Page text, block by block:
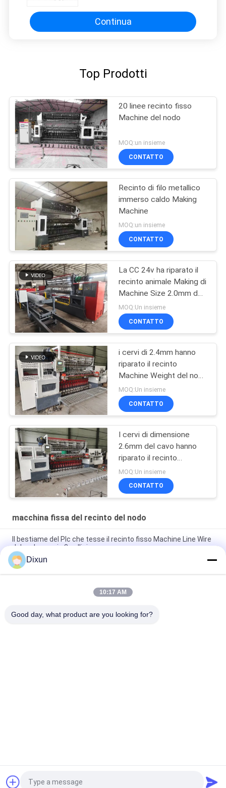
Continua
Top Prodotti
20 linee recinto fisso
Machine del nodo
MOQ:un insieme
CONTATTO
Recinto di filo metallico
immerso caldo Making
Machine
MOQ:un insieme
CONTATTO
La CC 24v ha riparato il
recinto animale Making di
Machine Size 2.0mm del
recinto del nodo
MOQ:Un insieme
CONTATTO
i cervi di 2.4mm hanno
riparato il recinto
Machine Weight del nodo
8 tonnellate di larghezza
2440mm
MOQ:Un insieme
CONTATTO
I cervi di dimensione
2.6mm del cavo hanno
riparato il recinto
Machine Tensile
Strength 850n del nodo
MOQ:Un insieme
CONTATTO
macchina fissa del recinto del nodo
Il bestiame del Plc che tesse il recinto fisso Machine Line Wire
del nodo spazia 3 pollici
Recinto fisso Machine Weave Speed del pascolo del nodo 25
volte al min
Recinto fisso Machine Hole Size del bestiame del nodo di
Richiedi un preventivo
Dixun
10:17 AM
Good day, what product are you looking for?